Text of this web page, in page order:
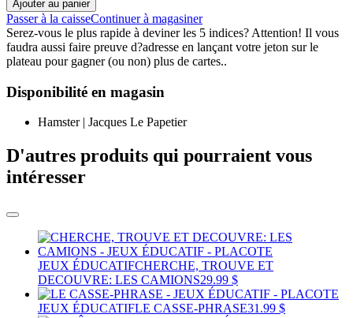
Ajouter au panier
Passer à la caisseContinuer à magasiner
Serez-vous le plus rapide à deviner les 5 indices? Attention! Il vous
faudra aussi faire preuve d?adresse en lançant votre jeton sur le
plateau pour gagner (ou non) plus de cartes..
Disponibilité en magasin
Hamster | Jacques Le Papetier
D'autres produits qui pourraient vous
intéresser
JEUX ÉDUCATIFCHERCHE, TROUVE ET
DECOUVRE: LES CAMIONS29.99 $
JEUX ÉDUCATIFLE CASSE-PHRASE31.99 $